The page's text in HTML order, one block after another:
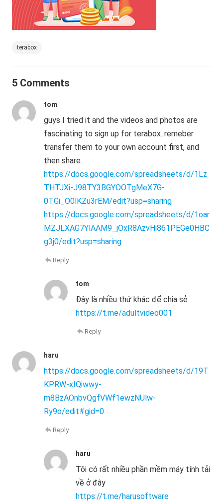
terabox
5 Comments
tom
guys I tried it and the videos and photos are
fascinating to sign up for terabox. remeber
transfer them to your own account first, and
then share.
https://docs.google.com/spreadsheets/d/1Lz
THTJXi-J98TY3BGYOOTgMeX7G-
0TGi_O0lKZu3rEM/edit?usp=sharing
https://docs.google.com/spreadsheets/d/1oar
MZJLXAG7YlAAM9_jOxR8AzvHi861PEGe0HBC
g3j0/edit?usp=sharing
Reply
tom
Đây là nhiều thứ khác để chia sẻ
https://t.me/adultvideo001
Reply
haru
https://docs.google.com/spreadsheets/d/19T
KPRW-xIQiwwy-
m8BzAOnbvQgfVWf1ewzNUlw-
Ry9o/edit#gid=0
Reply
haru
Tôi có rất nhiều phần mềm máy tính tải
về ở đây
https://t.me/harusoftware